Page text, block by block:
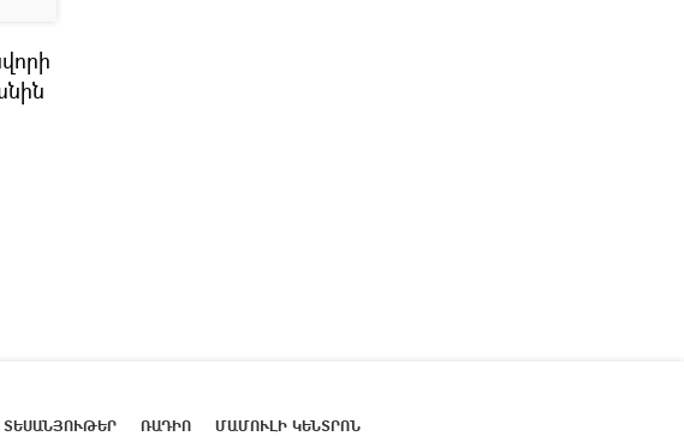
ՏԵՍԱՆՅՈՒԹԵՐ ՌԱԴԻՈ ՄԱՄՈՒԼԻ ԿԵՆՏՐՈՆ